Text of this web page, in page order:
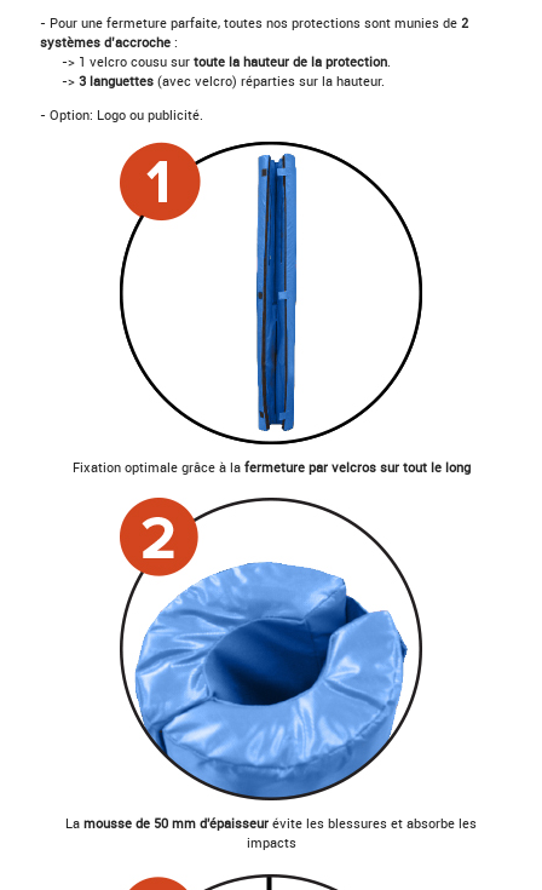
- Pour une fermeture parfaite, toutes nos protections sont munies de 2
systèmes d’accroche:
-> 1 velcro cousu sur toute la hauteur de la protection.
-> 3 languettes(avec velcro) réparties sur la hauteur.
- Option: Logo ou publicité.
Fixation optimale grâce à lafermeture par velcros sur tout le long
La mousse de 50 mm d'épaisseur évite les blessures et absorbe les
impacts